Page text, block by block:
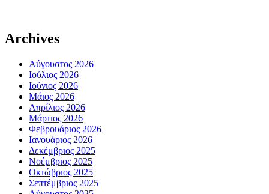
Archives
Αύγουστος 2026
Ιούλιος 2026
Ιούνιος 2026
Μάιος 2026
Απρίλιος 2026
Μάρτιος 2026
Φεβρουάριος 2026
Ιανουάριος 2026
Δεκέμβριος 2025
Νοέμβριος 2025
Οκτώβριος 2025
Σεπτέμβριος 2025